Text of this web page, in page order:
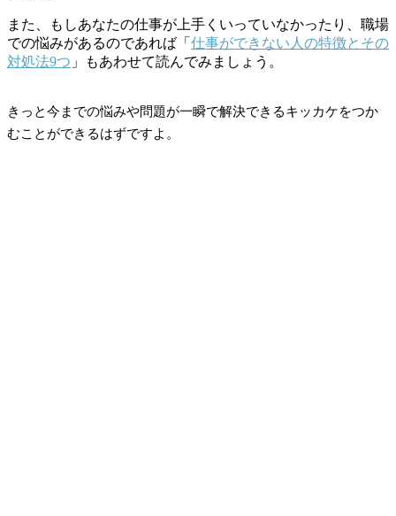
また、もしあなたの仕事が上手くいっていなかったり、職場
での悩みがあるのであれば「 仕事ができない人の特徴とその
対処法9つ 」もあわせて読んでみましょう。
きっと今までの悩みや問題が一瞬で解決できるキッカケをつか
むことができるはずですよ。